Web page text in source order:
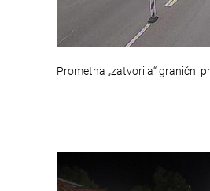
Prometna „zatvorila“ granični